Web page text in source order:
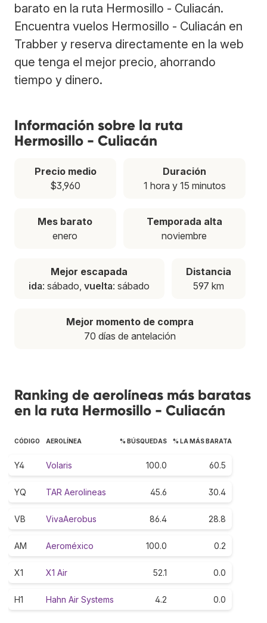
barato en la ruta Hermosillo - Culiacán.
Encuentra vuelos Hermosillo - Culiacán en
Trabber y reserva directamente en la web
que tenga el mejor precio, ahorrando
tiempo y dinero.
Información sobre la ruta
Hermosillo - Culiacán
Precio medio
$3,960
Duración
1 hora y 15 minutos
Mes barato
enero
Temporada alta
noviembre
Mejor escapada
ida: sábado,vuelta: sábado
Distancia
597 km
Mejor momento de compra
70 días de antelación
Ranking de aerolíneas más baratas
en la ruta Hermosillo - Culiacán
CÓDIGO AEROLÍNEA % BÚSQUEDAS % LA MÁS BARATA
Y4 Volaris 100.0 60.5
YQ TAR Aerolineas 45.6 30.4
VB VivaAerobus 86.4 28.8
AM Aeroméxico 100.0 0.2
X1 X1 Air 52.1 0.0
H1 Hahn Air Systems 4.2 0.0